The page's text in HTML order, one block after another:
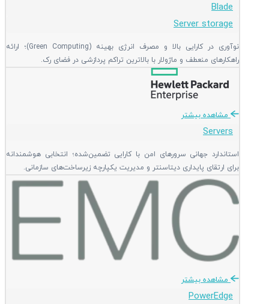
Blade
Server storage
نوآوری در کارایی بالا و مصرف انرژی بهینه (Green Computing)؛ ارائه
راهکارهای منعطف و ماژولار با بالاترین تراکم پردازشی در فضای رک.
مشاهده بیشتر
Servers
استاندارد جهانی سرورهای امن با کارایی تضمین‌شده؛ انتخابی هوشمندانه
برای ارتقای پایداری دیتاسنتر و مدیریت یکپارچه زیرساخت‌های سازمانی.
مشاهده بیشتر
PowerEdge